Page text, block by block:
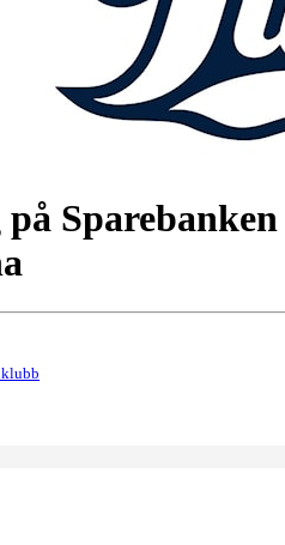
Sparebanken